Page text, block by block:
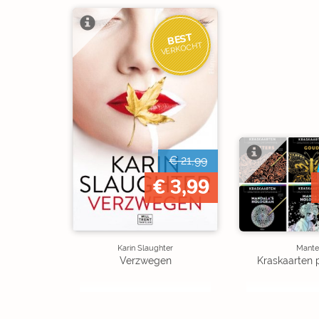
BEST
VERKOCHT
€ 21,99
€ 3,99
Karin Slaughter
Verzwegen Kraskaarten